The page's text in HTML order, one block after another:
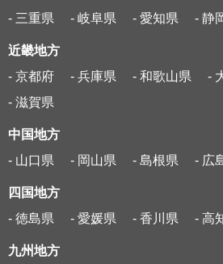
- 三重県
- 岐阜県 - 愛知県 - 静
近畿地方
- 京都府
- 兵庫県 - 和歌山県 -
- 滋賀県
中国地方
- 山口県
- 岡山県 - 島根県 - 広
四国地方
- 徳島県
- 愛媛県 - 香川県 - 高
九州地方